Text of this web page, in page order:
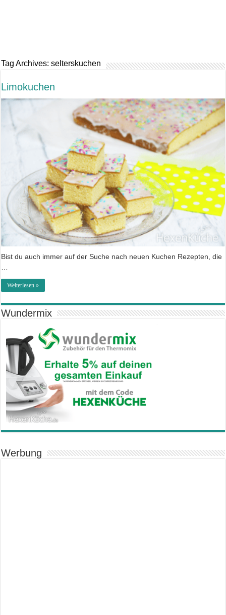
Tag Archives:selterskuchen
Limokuchen
Bist du auch immer auf der Suche nach neuen Kuchen Rezepten, die
…
Weiterlesen »
Wundermix
Werbung